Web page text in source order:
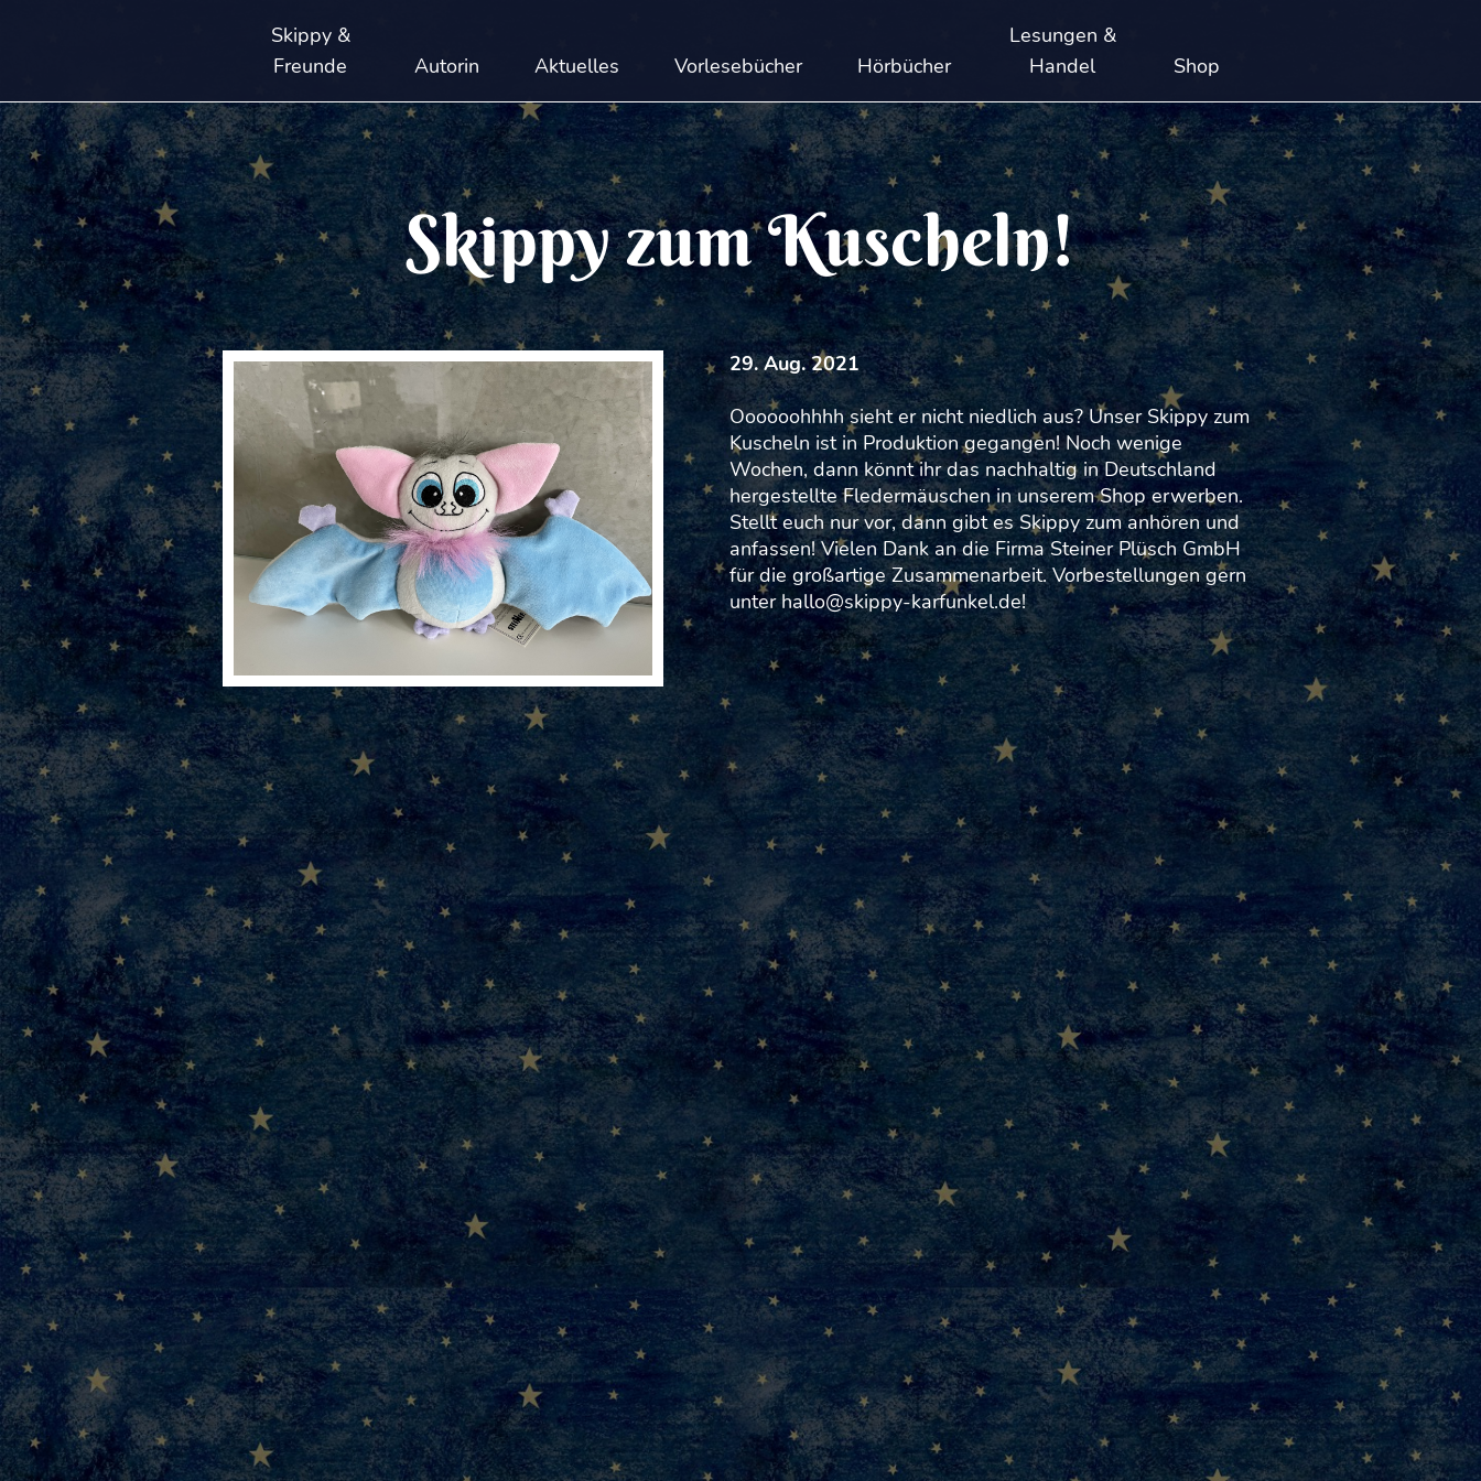
Skippy &
Freunde
Autorin Aktuelles Vorlesebücher Hörbücher
Lesungen &
Handel
Shop
Skippy zum Kuscheln!
29. Aug. 2021
Oooooohhhh sieht er nicht niedlich aus? Unser Skippy zum
Kuscheln ist in Produktion gegangen! Noch wenige
Wochen, dann könnt ihr das nachhaltig in Deutschland
hergestellte Fledermäuschen in unserem Shop erwerben.
Stellt euch nur vor, dann gibt es Skippy zum anhören und
anfassen! Vielen Dank an die Firma Steiner Plüsch GmbH
für die großartige Zusammenarbeit. Vorbestellungen gern
unter hallo@skippy-karfunkel.de!